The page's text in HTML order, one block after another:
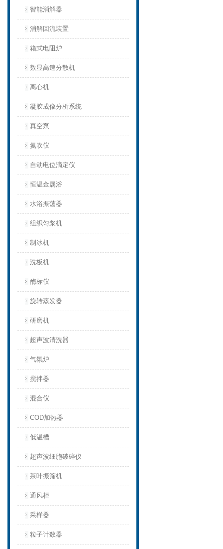
智能消解器
消解回流装置
箱式电阻炉
数显高速分散机
离心机
凝胶成像分析系统
真空泵
氮吹仪
自动电位滴定仪
恒温金属浴
水浴振荡器
组织匀浆机
制冰机
洗板机
酶标仪
旋转蒸发器
研磨机
超声波清洗器
气氛炉
搅拌器
混合仪
COD加热器
低温槽
超声波细胞破碎仪
茶叶振筛机
通风柜
采样器
粒子计数器